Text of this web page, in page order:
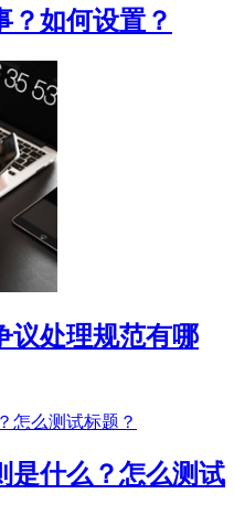
？如何设置？
议处理规范有哪
是什么？怎么测试